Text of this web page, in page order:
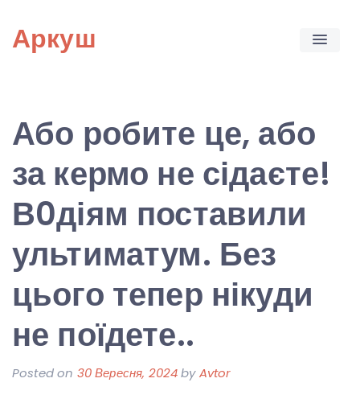
content
Аркуш
Або робите це, або
за кермо не сідаєте!
В0діям поставили
ультиматум. Без
цього тепер нікуди
не поїдете..
Posted on 30 Вересня, 2024byAvtor